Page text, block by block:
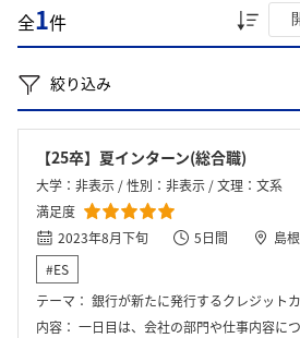
全1件
絞り込み
【25卒】夏インターン(総合職)
大学：非表示 / 性別：非表示 / 文理：文系
満足度
2023年8月下旬
5日間
島
#ES
テーマ： 銀行が新たに発行するクレジットカードの特典について、
内容： 一日目は、会社の部門や仕事内容について詳しく説明を受けました。 二日目は、会社の先輩方との座談会が中心でした。 三日目は、実際に営業店へ行き、